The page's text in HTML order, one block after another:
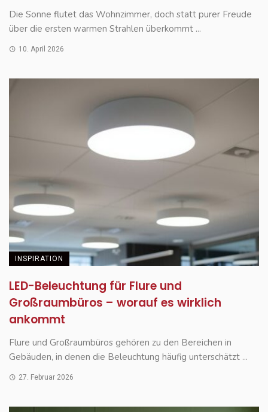
Die Sonne flutet das Wohnzimmer, doch statt purer Freude
über die ersten warmen Strahlen überkommt ...
10. April 2026
INSPIRATION
LED-Beleuchtung für Flure und
Großraumbüros – worauf es wirklich
ankommt
Flure und Großraumbüros gehören zu den Bereichen in
Gebäuden, in denen die Beleuchtung häufig unterschätzt ...
27. Februar 2026